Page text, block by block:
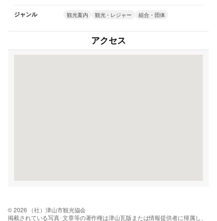
ジャンル 観光案内 観光・レジャー 組合・団体
アクセス
© 2026 （社）津山市観光協会
掲載されている写真･文章等の著作権は津山瓦版または情報提供者に帰属し、